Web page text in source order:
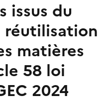
issus du
réutilisation
matières
58 loi
2024